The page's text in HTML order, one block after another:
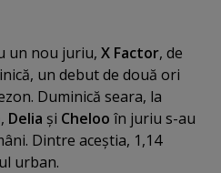
un nou juriu, X Factor, de
un debut de două ori
Duminică seara, la
, Delia şi Cheloo în juriu s-au
Dintre aceştia, 1,14
urban.